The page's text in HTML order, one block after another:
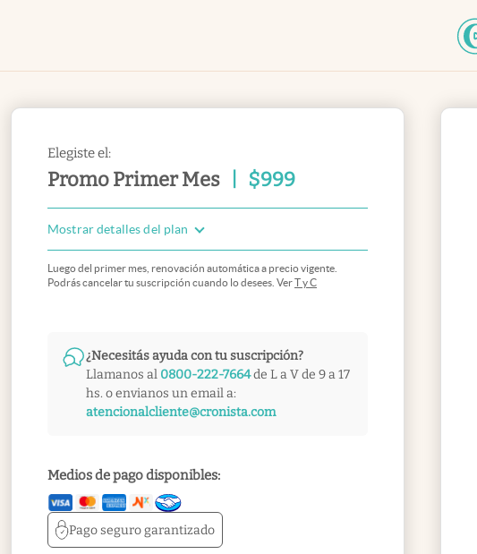
Elegiste el:
Promo Primer Mes $999
Mostrar detalles del plan
Luego del primer mes, renovación automática a precio vigente.
Podrás cancelar tu suscripción cuando lo desees. VerT y C
¿Necesitás ayuda con tu suscripción?
Llamanos al 0800-222-7664de L a V de 9 a 17
hs. o envianos un email a:
atencionalcliente@cronista.com
Medios de pago disponibles:
Pago segurogarantizado